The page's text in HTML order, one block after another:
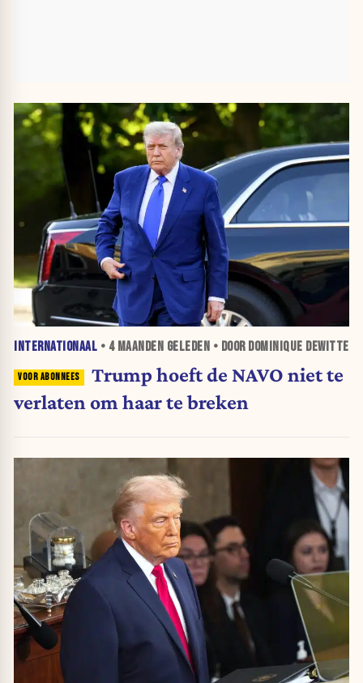
INTERNATIONAAL • 4 MAANDEN GELEDEN • DOOR DOMINIQUE DEWITTE
Trump hoeft de NAVO niet te
verlaten om haar te breken